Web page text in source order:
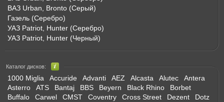
ВАЗ Urban, Bronto (Серый)
Газель (Серебро)
УАЗ Patriot, Hunter (Серебро)
УАЗ Patriot, Hunter (Черный)
Каталог дисков:
1000 Miglia Accuride Advanti AEZ Alcasta Alutec
Antera
Asterro
ATS Bantaj BBS Beyern Black Rhino
Borbet
Buffalo
Carwel CMST Coventry Cross Street Dezent
Dotz